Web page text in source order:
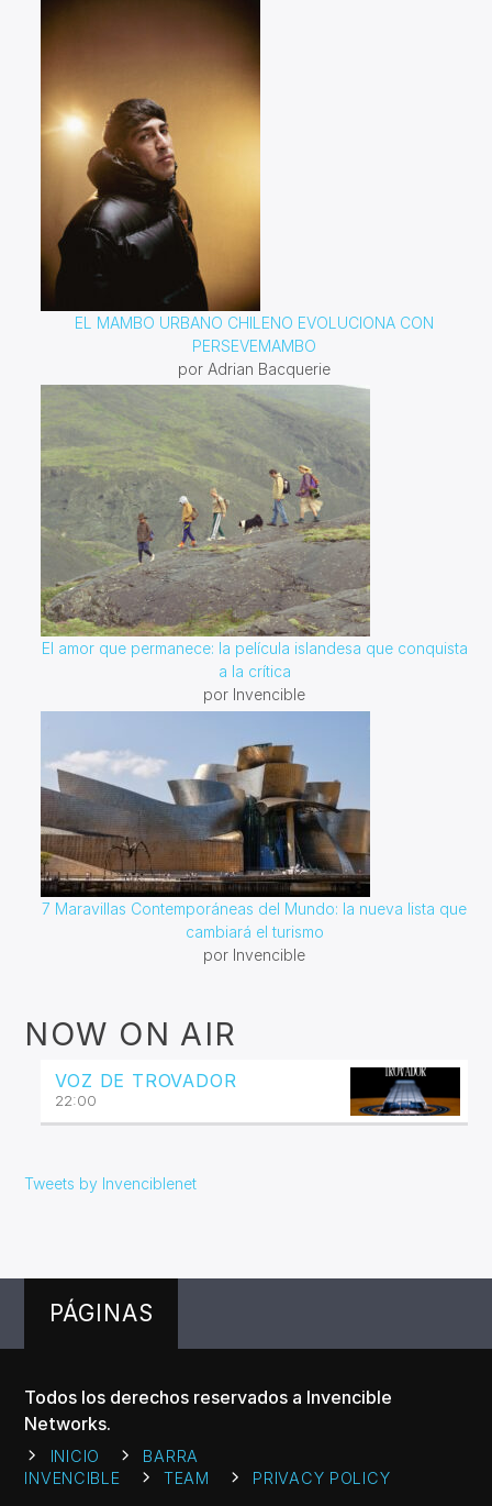
EL MAMBO URBANO CHILENO EVOLUCIONA CON
PERSEVEMAMBO
por Adrian Bacquerie
El amor que permanece: la película islandesa que conquista
a la crítica
por Invencible
7 Maravillas Contemporáneas del Mundo: la nueva lista que
cambiará el turismo
por Invencible
NOW ON AIR
VOZ DE TROVADOR
22:00
Tweets by Invenciblenet
PÁGINAS
Todos los derechos reservados a Invencible
Networks.
INICIO
BARRA
INVENCIBLE
TEAM PRIVACY POLICY